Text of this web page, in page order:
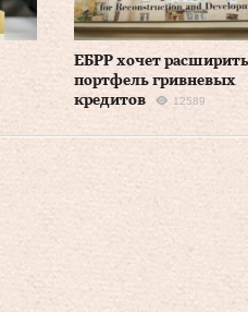
ЕБРР хочет расширить
портфель гривневых
кредитов
12589